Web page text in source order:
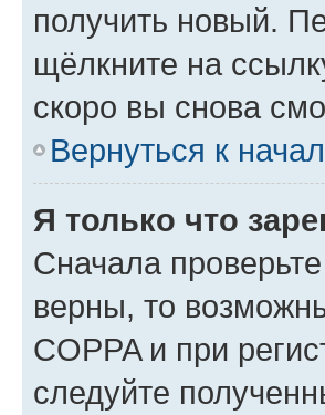
получить новый.
щёлкните на
скоро вы снова
Вернуться к
Я только что
Сначала
верны, то
COPPA и при
следуйте